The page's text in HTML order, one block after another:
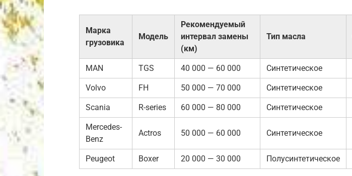
Марка
грузовика
Модель
Рекомендуемый
интервал замены
(км)
Тип масла
MAN TGS 40 000 — 60 000 Синтетическое
Volvo FH 50 000 — 70 000 Синтетическое
Scania R-series 60 000 — 80 000 Синтетическое
Mercedes-
Benz
Actros 50 000 — 60 000 Синтетическое
Peugeot Boxer 20 000 — 30 000 Полусинтетическое